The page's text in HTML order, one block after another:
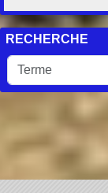
RECHERCHE